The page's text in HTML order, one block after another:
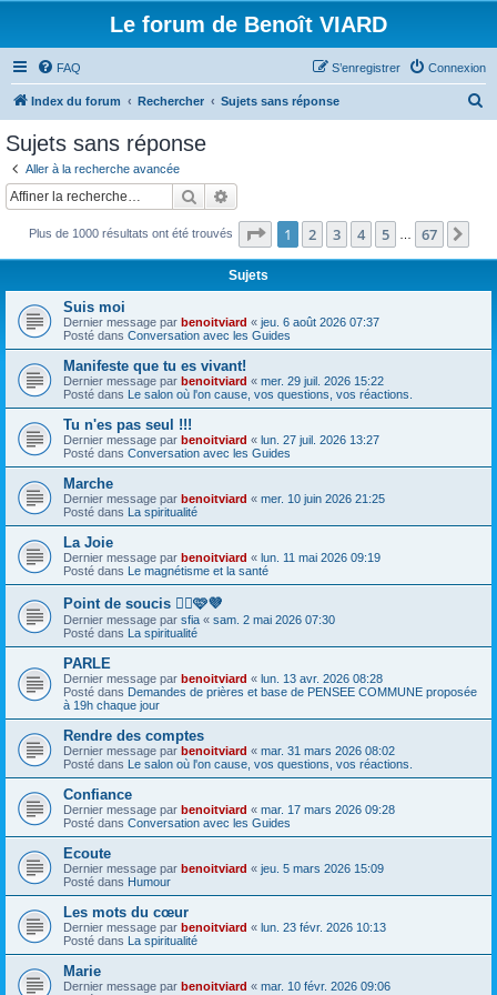
Le forum de Benoît VIARD
FAQ Connexion
S’enregistrer
Index du forum Rechercher Sujets sans réponse
c
Sujets sans réponse
Aller à la recherche avancée
Rechercher
Plus de 1000 résultats ont été trouvés Page 1sur67
1 2 3 4 5 67
Sujets
Suis moi
Dernier message par benoitviard « jeu. 6 août 2026 07:37
Posté dans Conversation avec les Guides
Manifeste que tu es vivant!
Dernier message par benoitviard « mer. 29 juil. 2026 15:22
Posté dans Le salon où l'on cause, vos questions, vos réactions.
Tu n'es pas seul !!!
Dernier message par benoitviard « lun. 27 juil. 2026 13:27
Posté dans Conversation avec les Guides
Marche
Dernier message par benoitviard « mer. 10 juin 2026 21:25
Posté dans La spiritualité
La Joie
Dernier message par benoitviard « lun. 11 mai 2026 09:19
Posté dans Le magnétisme et la santé
Point de soucis 👍🏻🩷💜
Dernier message par sfia « sam. 2 mai 2026 07:30
Posté dans La spiritualité
PARLE
Dernier message par benoitviard « lun. 13 avr. 2026 08:28
Posté dans Demandes de prières et base de PENSEE COMMUNE proposée
à 19h chaque jour
Rendre des comptes
Dernier message par benoitviard « mar. 31 mars 2026 08:02
Posté dans Le salon où l'on cause, vos questions, vos réactions.
Confiance
Dernier message par benoitviard « mar. 17 mars 2026 09:28
Posté dans Conversation avec les Guides
Ecoute
Dernier message par benoitviard « jeu. 5 mars 2026 15:09
Posté dans Humour
Les mots du cœur
Dernier message par benoitviard « lun. 23 févr. 2026 10:13
Posté dans La spiritualité
Marie
Dernier message par benoitviard « mar. 10 févr. 2026 09:06